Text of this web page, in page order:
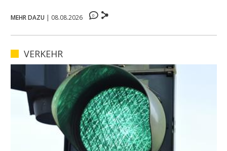
MEHR DAZU | 08.08.2026 0
VERKEHR